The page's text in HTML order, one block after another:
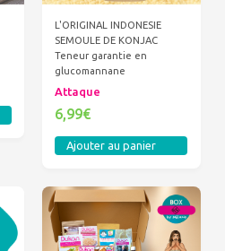
L'ORIGINAL INDONESIE
SEMOULE DE KONJAC
Teneur garantie en
glucomannane
Attaque
6,99€
Ajouter au panier